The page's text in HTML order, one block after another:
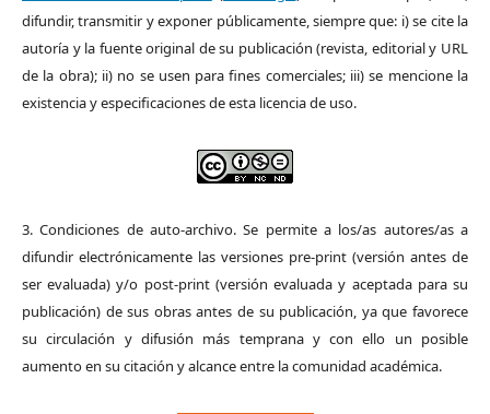
difundir, transmitir y exponer públicamente, siempre que: i) se cite la
autoría y la fuente original de su publicación (revista, editorial y URL
de la obra); ii) no se usen para fines comerciales; iii) se mencione la
existencia y especificaciones de esta licencia de uso.
3. Condiciones de auto-archivo. Se permite a los/as autores/as a
difundir electrónicamente las versiones pre-print (versión antes de
ser evaluada) y/o post-print (versión evaluada y aceptada para su
publicación) de sus obras antes de su publicación, ya que favorece
su circulación y difusión más temprana y con ello un posible
aumento en su citación y alcance entre la comunidad académica.